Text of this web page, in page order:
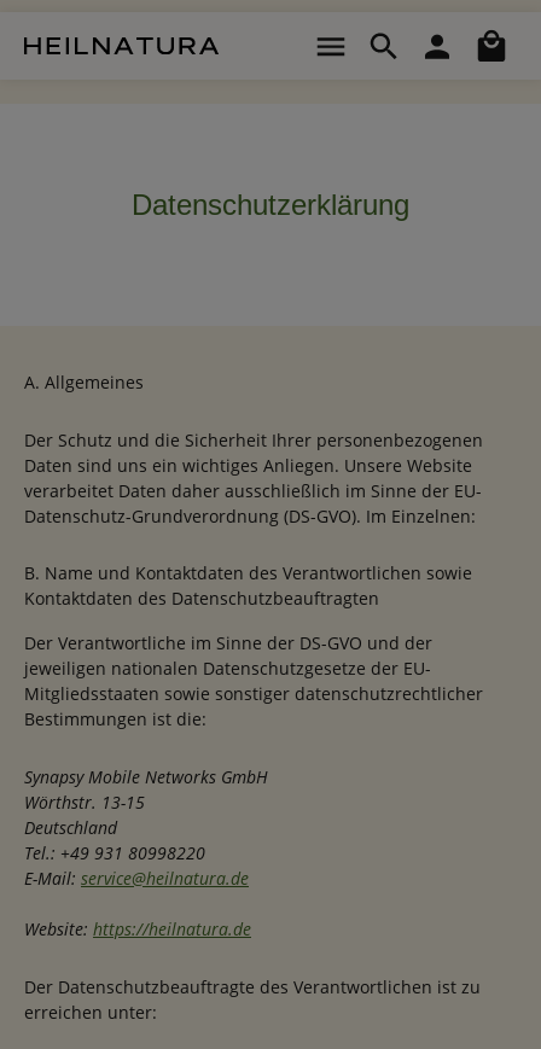
Datenschutzerklärung
A. Allgemeines
Der Schutz und die Sicherheit Ihrer personenbezogenen
Daten sind uns ein wichtiges Anliegen. Unsere Website
verarbeitet Daten daher ausschließlich im Sinne der EU-
Datenschutz-Grundverordnung (DS-GVO). Im Einzelnen:
B. Name und Kontaktdaten des Verantwortlichen sowie
Kontaktdaten des Datenschutzbeauftragten
Der Verantwortliche im Sinne der DS-GVO und der
jeweiligen nationalen Datenschutzgesetze der EU-
Mitgliedsstaaten sowie sonstiger datenschutzrechtlicher
Bestimmungen ist die:
Synapsy Mobile Networks GmbH
Wörthstr. 13-15
Deutschland
Tel.: +49 931 80998220
E-Mail: service@heilnatura.de
Website: https://heilnatura.de
Der Datenschutzbeauftragte des Verantwortlichen ist zu
erreichen unter: